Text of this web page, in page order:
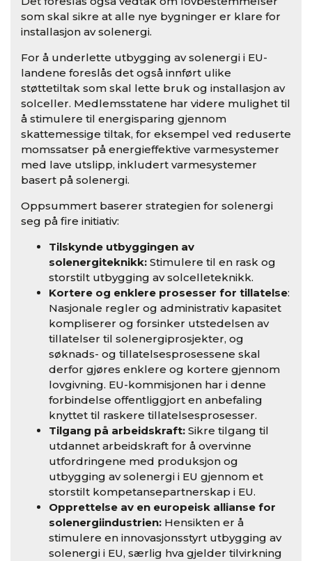
som skal sikre at alle nye bygninger er klare for
installasjon av solenergi.
For å underlette utbygging av solenergi i EU-
landene foreslås det også innført ulike
støttetiltak som skal lette bruk og installasjon av
solceller. Medlemsstatene har videre mulighet til
å stimulere til energisparing gjennom
skattemessige tiltak, for eksempel ved reduserte
momssatser på energieffektive varmesystemer
med lave utslipp, inkludert varmesystemer
basert på solenergi.
Oppsummert baserer strategien for solenergi
seg på fire initiativ:
Tilskynde utbyggingen av
solenergiteknikk: Stimulere til en rask og
storstilt utbygging av solcelleteknikk.
Kortere og enklere prosesser for tillatelse:
Nasjonale regler og administrativ kapasitet
kompliserer og forsinker utstedelsen av
tillatelser til solenergiprosjekter, og
søknads- og tillatelsesprosessene skal
derfor gjøres enklere og kortere gjennom
lovgivning. EU-kommisjonen har i denne
forbindelse offentliggjort en anbefaling
knyttet til raskere tillatelsesprosesser.
Tilgang på arbeidskraft: Sikre tilgang til
utdannet arbeidskraft for å overvinne
utfordringene med produksjon og
utbygging av solenergi i EU gjennom et
storstilt kompetansepartnerskap i EU.
Opprettelse av en europeisk allianse for
solenergiindustrien: Hensikten er å
stimulere en innovasjonsstyrt utbygging av
solenergi i EU, særlig hva gjelder tilvirkning